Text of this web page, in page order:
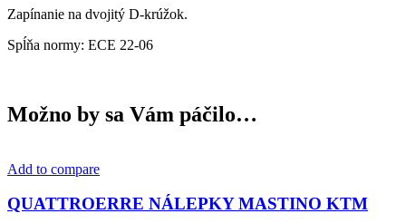
Zapínanie na dvojitý D-krúžok.
Spĺňa normy: ECE 22-06
Možno by sa Vám páčilo…
Add to compare
QUATTROERRE NÁLEPKY MASTINO KTM